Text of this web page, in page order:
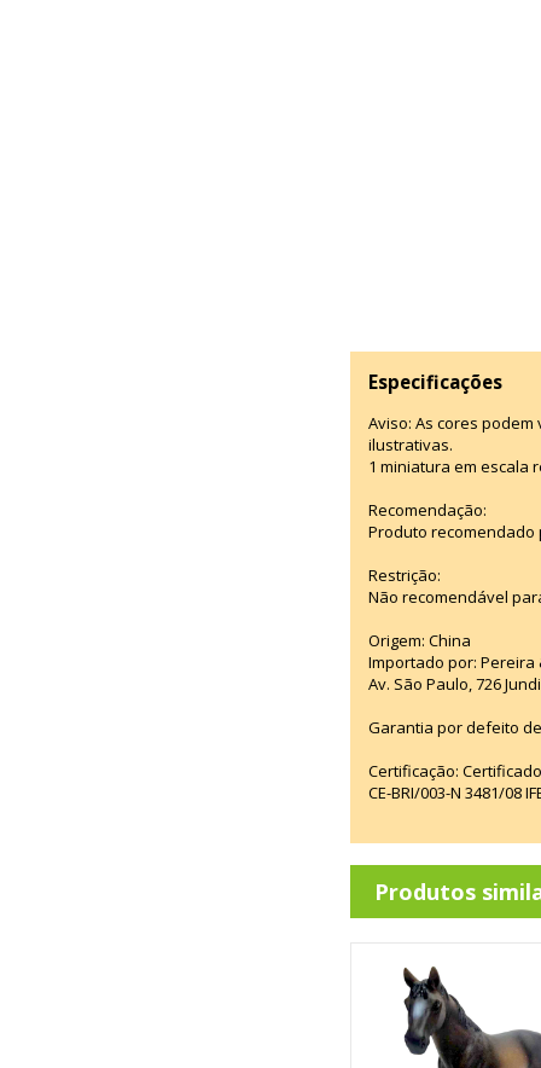
Especificações
Aviso: As cores
ilustrativas.
1 miniatura em escala
Recomendação:
Produto recomendado
Restrição:
Não recomendável
Origem: China
Importado por: Pereira
Av. São Paulo, 726
Garantia por defeito
Certificação:
CE-BRI/003-N 3481/08
Produtos